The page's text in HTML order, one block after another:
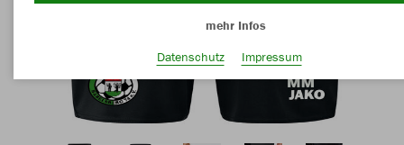
mehr Infos
Datenschutz
Impressum